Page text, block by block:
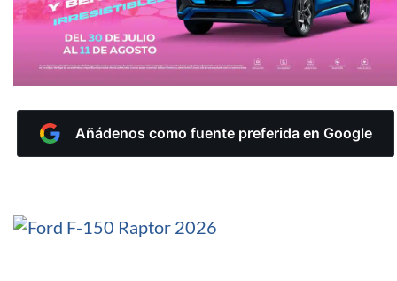
Añádenos como fuente preferida en Google